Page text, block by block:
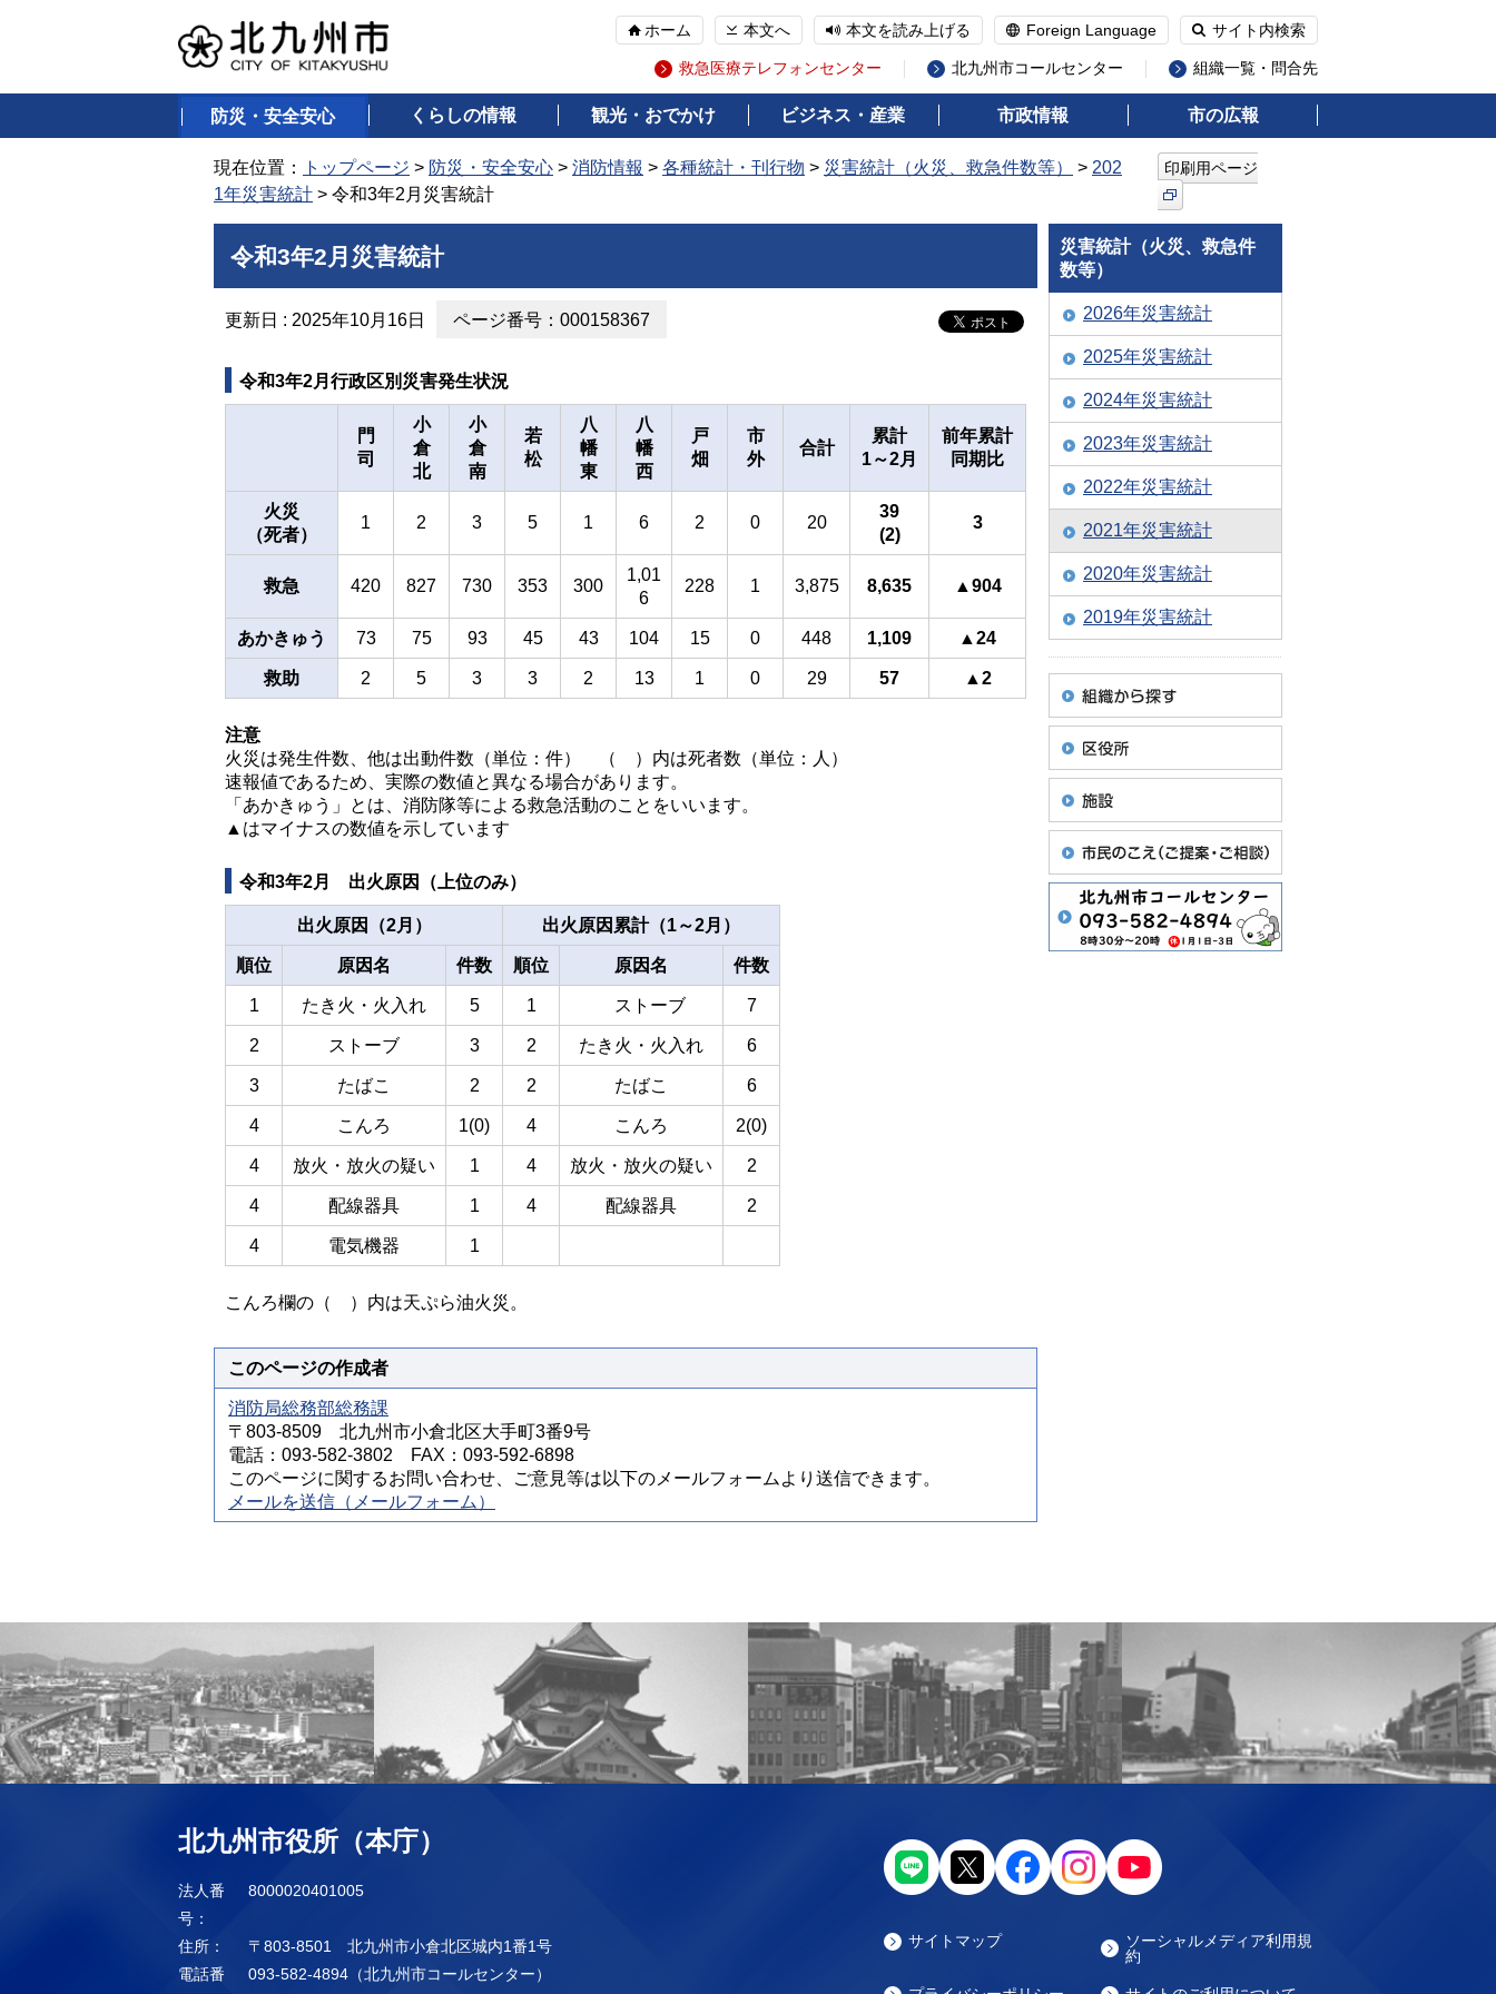
ホーム 本文へ 本文を読み上げる Foreign Language サイト内検索
救急医療テレフォンセンター 北九州市コールセンター 組織一覧・問合先
防災・安全安心 くらしの情報 観光・おでかけ ビジネス・産業 市政情報 市の広報
現在位置： トップページ > 防災・安全安心 > 消防情報 > 各種統計・刊行物 > 災害統計（火災、救急件数等） > 202
1年災害統計 > 令和3年2月災害統計
印刷用ページ
令和3年2月災害統計
更新日 : 2025年10月16日 ページ番号：000158367
令和3年2月行政区別災害発生状況
門
司
小
倉
北
小
倉
南
若
松
八
幡
東
八
幡
西
戸
畑
市
外
合計
累計
1～2月
前年累計
同期比
火災
（死者）
1 2 3 5 1 6 2 0 20
39
(2)
3
救急 420 827 730 353 300
1,01
6
228 1 3,875 8,635 ▲904
あかきゅう 73 75 93 45 43 104 15 0 448 1,109 ▲ 24
救助 2 5 3 3 2 13 1 0 29 57 ▲2
注意
火災は発生件数、他は出動件数（単位：件） （ ）内は死者数（単位：人）
速報値であるため、実際の数値と異なる場合があります。
「あかきゅう」とは、消防隊等による救急活動のことをいいます。
▲はマイナスの数値を示しています
令和3年2月 出火原因（上位のみ）
出火原因（2月） 出火原因累計（1～2月）
順位 原因名 件数 順位 原因名 件数
1 たき火・火入れ 5 1 ストーブ 7
2 ストーブ 3 2 たき火・火入れ 6
3 たばこ 2 2 たばこ 6
4 こんろ 1(0) 4 こんろ 2(0)
4 放火・放火の疑い 1 4 放火・放火の疑い 2
4 配線器具 1 4 配線器具 2
4 電気機器 1
こんろ欄の（ ）内は天ぷら油火災。
このページの作成者
消防局総務部総務課
〒803-8509 北九州市小倉北区大手町3番9号
電話：093-582-3802 FAX：093-592-6898
このページに関するお問い合わせ、ご意見等は以下のメールフォームより送信できます。
メールを送信（メールフォーム）
災害統計（火災、救急件
数等）
2026年災害統計
2025年災害統計
2024年災害統計
2023年災害統計
2022年災害統計
2021年災害統計
2020年災害統計
2019年災害統計
北九州市役所（本庁）
法人番
号：
8000020401005
住所：
〒803-8501 北九州市小倉北区城内1番1号
電話番
093-582-4894（北九州市コールセンター）
サイトマップ
ソーシャルメディア利用規
約